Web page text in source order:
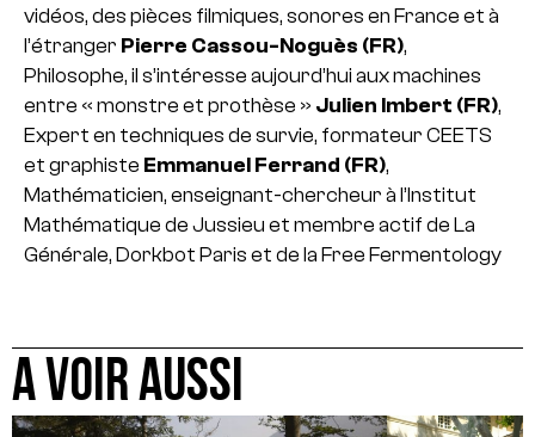
vidéos, des pièces filmiques, sonores en France et à
l’étranger Pierre Cassou-Noguès (FR),
Philosophe, il s’intéresse aujourd’hui aux machines
entre « monstre et prothèse » Julien Imbert (FR),
Expert en techniques de survie, formateur CEETS
et graphiste Emmanuel Ferrand (FR),
Mathématicien, enseignant-chercheur à l’Institut
Mathématique de Jussieu et membre actif de La
Générale, Dorkbot Paris et de la Free Fermentology
A VOIR AUSSI